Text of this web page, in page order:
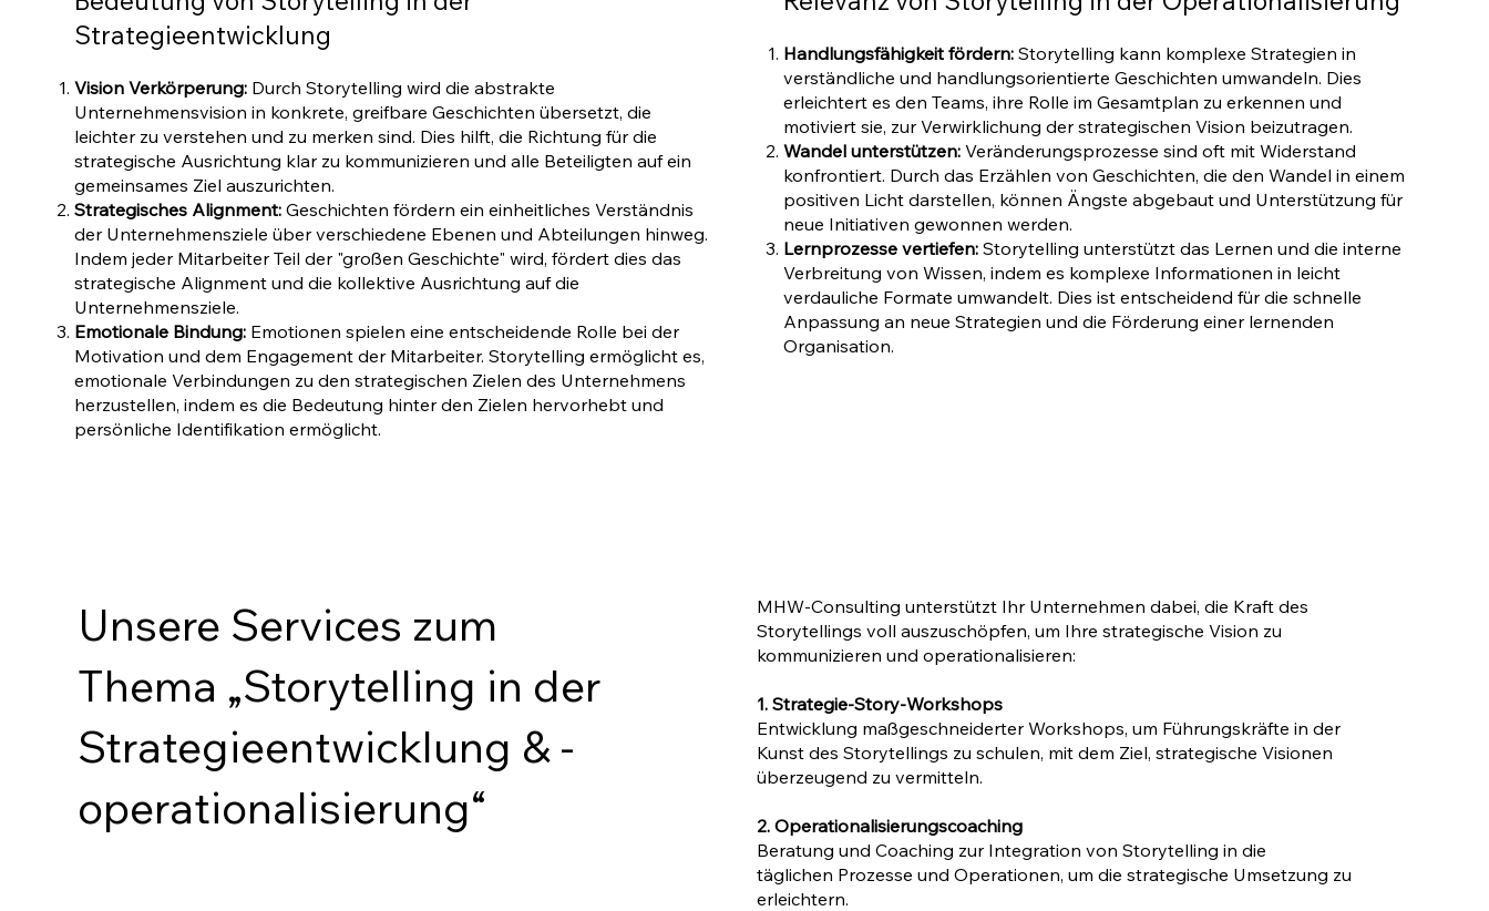
Strategieentwicklung
Vision Verkörperung: Durch Storytelling wird die abstrakte
Unternehmensvision in konkrete, greifbare Geschichten übersetzt, die
leichter zu verstehen und zu merken sind. Dies hilft, die Richtung für die
strategische Ausrichtung klar zu kommunizieren und alle Beteiligten auf ein
gemeinsames Ziel auszurichten.
Strategisches Alignment:Geschichten fördern ein einheitliches Verständnis
der Unternehmensziele über verschiedene Ebenen und Abteilungen hinweg.
Indem jeder Mitarbeiter Teil der "großen Geschichte" wird, fördert dies das
strategische Alignment und die kollektive Ausrichtung auf die
Unternehmensziele.
Emotionale Bindung: Emotionen spielen eine entscheidende Rolle bei der
Motivation und dem Engagement der Mitarbeiter. Storytelling ermöglicht es,
emotionale Verbindungen zu den strategischen Zielen des Unternehmens
herzustellen, indem es die Bedeutung hinter den Zielen hervorhebt und
persönliche Identifikation ermöglicht.
Handlungsfähigkeit fördern: Storytelling kann komplexe Strategien in
verständliche und handlungsorientierte Geschichten umwandeln. Dies
erleichtert es den Teams, ihre Rolle im Gesamtplan zu erkennen und
motiviert sie, zur Verwirklichung der strategischen Vision beizutragen.
Wandel unterstützen: Veränderungsprozesse sind oft mit Widerstand
konfrontiert. Durch das Erzählen von Geschichten, die den Wandel in einem
positiven Licht darstellen, können Ängste abgebaut und Unterstützung für
neue Initiativen gewonnen werden.
Lernprozesse vertiefen: Storytelling unterstützt das Lernen und die interne
Verbreitung von Wissen, indem es komplexe Informationen in leicht
verdauliche Formate umwandelt. Dies ist entscheidend für die schnelle
Anpassung an neue Strategien und die Förderung einer lernenden
Organisation.
Unsere Services zum
Thema „Storytelling in der
Strategieentwicklung & -
operationalisierung“
MHW-Consulting unterstützt Ihr Unternehmen dabei, die Kraft des
Storytellings voll auszuschöpfen, um Ihre strategische Vision zu
kommunizieren und operationalisieren:
1. Strategie-Story-Workshops
Entwicklung maßgeschneiderter Workshops, um Führungskräfte in der
Kunst des Storytellings zu schulen, mit dem Ziel, strategische Visionen
überzeugend zu vermitteln.
2. Operationalisierungscoaching
Beratung und Coaching zur Integration von Storytelling in die
täglichen Prozesse und Operationen, um die strategische Umsetzung zu
erleichtern.